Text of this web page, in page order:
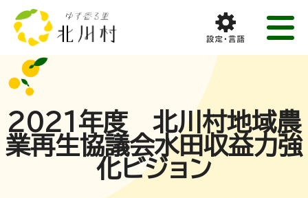
2021年度 北川村地域農
業再生協議会水田収益力強
化ビジョン